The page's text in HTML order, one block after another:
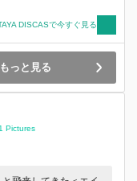
DISCASで今すぐ見る
っと見る
Pictures